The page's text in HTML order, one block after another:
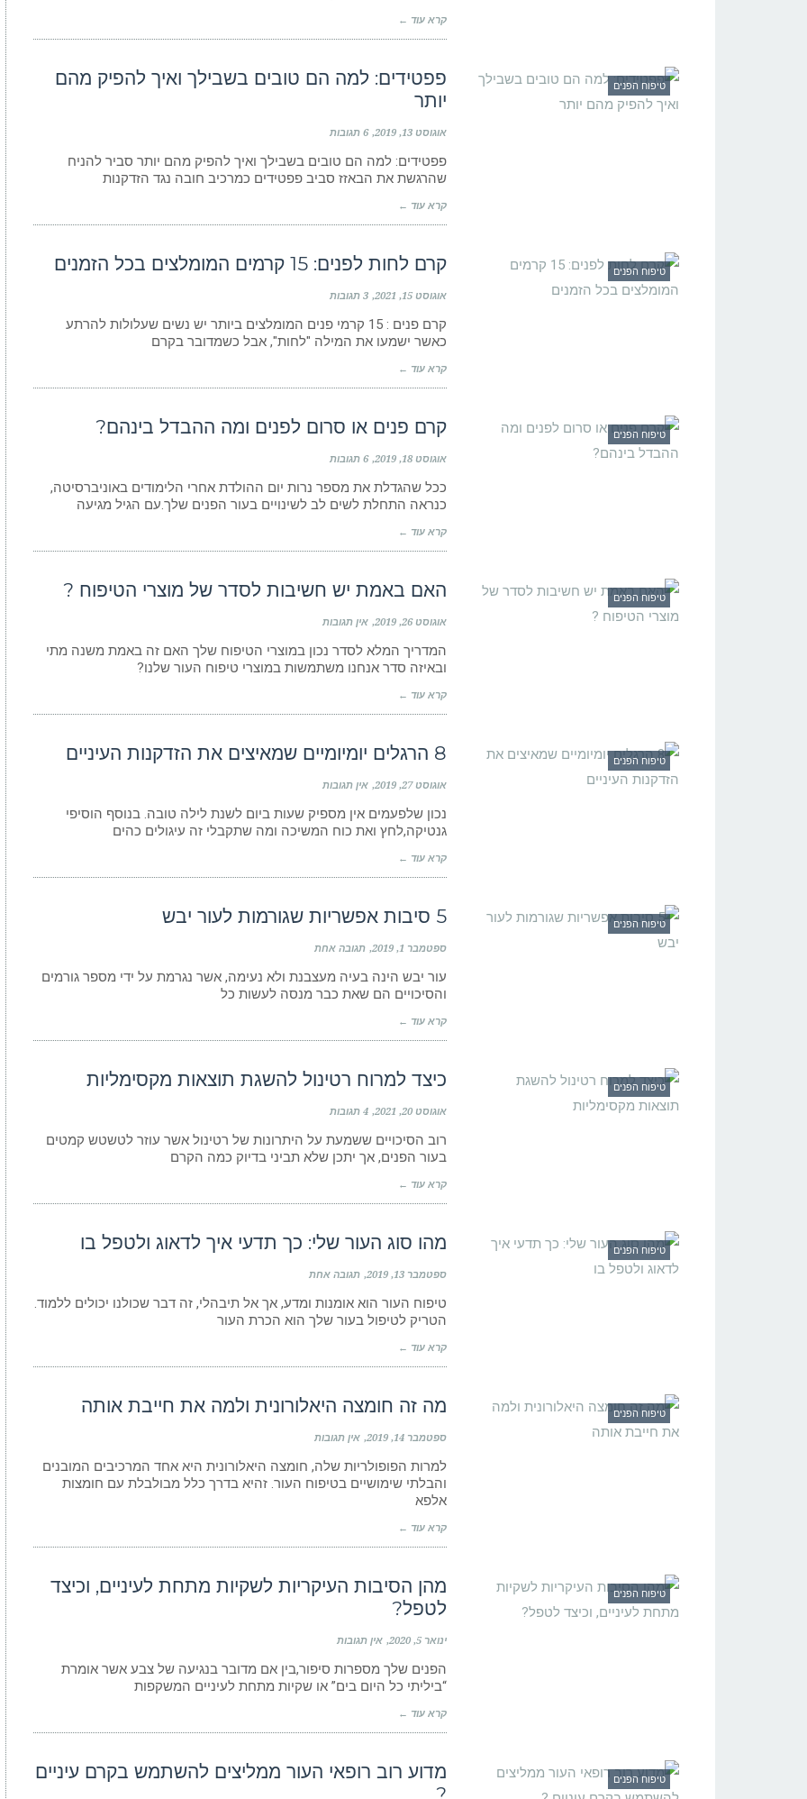
קרא עוד ←
טיפוח הפנים
פפטידים: למה הם טובים בשבילך ואיך להפיק מהם
יותר
אוגוסט 13, 2019 6 תגובות
פפטידים: למה הם טובים בשבילך ואיך להפיק מהם יותר סביר להניח
שהרגשת את הבאזז סביב פפטידים כמרכיב חובה נגד הזדקנות
קרא עוד ←
טיפוח הפנים קרם לחות לפנים: 15 קרמים המומלצים בכל הזמנים
אוגוסט 15, 2021 3 תגובות
קרם פנים : 15 קרמי פנים המומלצים ביותר יש נשים שעלולות להרתע
כאשר ישמעו את המילה "לחות", אבל כשמדובר בקרם
קרא עוד ←
טיפוח הפנים קרם פנים או סרום לפנים ומה ההבדל בינהם?
אוגוסט 18, 2019 6 תגובות
ככל שהגדלת את מספר נרות יום ההולדת אחרי הלימודים באוניברסיטה,
כנראה התחלת לשים לב לשינויים בעור הפנים שלך.עם הגיל מגיעה
קרא עוד ←
טיפוח הפנים האם באמת יש חשיבות לסדר של מוצרי הטיפוח ?
אוגוסט 26, 2019 אין תגובות
המדריך המלא לסדר נכון במוצרי הטיפוח שלך האם זה באמת משנה מתי
ובאיזה סדר אנחנו משתמשות במוצרי טיפוח העור שלנו?
קרא עוד ←
טיפוח הפנים 8 הרגלים יומיומיים שמאיצים את הזדקנות העיניים
אוגוסט 27, 2019 אין תגובות
נכון שלפעמים אין מספיק שעות ביום לשנת לילה טובה. בנוסף הוסיפי
גנטיקה,לחץ ואת כוח המשיכה ומה שתקבלי זה עיגולים כהים
קרא עוד ←
טיפוח הפנים 5 סיבות אפשריות שגורמות לעור יבש
ספטמבר 1, 2019 תגובה אחת
עור יבש הינה בעיה מעצבנת ולא נעימה, אשר נגרמת על ידי מספר גורמים
והסיכויים הם שאת כבר מנסה לעשות כל
קרא עוד ←
טיפוח הפנים כיצד למרוח רטינול להשגת תוצאות מקסימליות
אוגוסט 20, 2021 4 תגובות
רוב הסיכויים ששמעת על היתרונות של רטינול אשר עוזר לטשטש קמטים
בעור הפנים, אך יתכן שלא תביני בדיוק כמה הקרם
קרא עוד ←
טיפוח הפנים מהו סוג העור שלי: כך תדעי איך לדאוג ולטפל בו
ספטמבר 13, 2019 תגובה אחת
טיפוח העור הוא אומנות ומדע, אך אל תיבהלי, זה דבר שכולנו יכולים ללמוד.
הטריק לטיפול בעור שלך הוא הכרת העור
קרא עוד ←
טיפוח הפנים מה זה חומצה היאלורונית ולמה את חייבת אותה
ספטמבר 14, 2019 אין תגובות
למרות הפופולריות שלה, חומצה היאלורונית היא אחד המרכיבים המובנים
והבלתי שימושיים בטיפוח העור. זהיא בדרך כלל מבולבלת עם חומצות
אלפא
קרא עוד ←
טיפוח הפנים
מהן הסיבות העיקריות לשקיות מתחת לעיניים, וכיצד
לטפל?
ינואר 5, 2020 אין תגובות
הפנים שלך מספרות סיפור,בין אם מדובר בנגיעה של צבע אשר אומרת
“ביליתי כל היום בים” או שקיות מתחת לעיניים המשקפות
קרא עוד ←
טיפוח הפנים
מדוע רוב רופאי העור ממליצים להשתמש בקרם עיניים
?